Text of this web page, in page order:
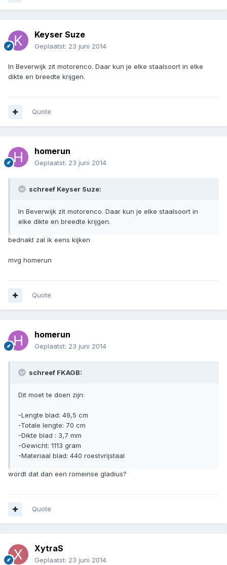
Keyser Suze
Geplaatst: 23 juni 2014
In Beverwijk zit motorenco. Daar kun je elke staalsoort in elke
dikte en breedte krijgen.
Quote
homerun
Geplaatst: 23 juni 2014
schreef Keyser Suze:
In Beverwijk zit motorenco. Daar kun je elke staalsoort in
elke dikte en breedte krijgen.
bednakt zal ik eens kijken
mvg homerun
Quote
homerun
Geplaatst: 23 juni 2014
schreef FKAGB:
Dit moet te doen zijn:
-Lengte blad: 49,5 cm
-Totale lengte: 70 cm
-Dikte blad : 3,7 mm
-Gewicht: 1113 gram
-Materiaal blad: 440 roestvrijstaal
wordt dat dan een romeinse gladius?
Quote
XytraS
Geplaatst: 23 juni 2014